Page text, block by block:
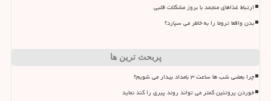
ارتباط غذاهای منجمد با بروز مشکلات قلبی
بدن واقعا تروما را به خاطر می سپارد؟
پربحث ترین ها
چرا بعضی شب ها ساعت ۳ بامداد بیدار می شویم؟
خوردن پروتئین کمتر می تواند روند پیری را کند نماید